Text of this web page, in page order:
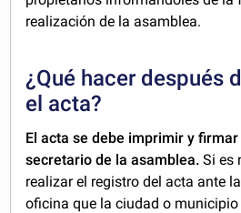
realización de la asamblea.
¿Qué hacer después
el acta?
El acta se debe imprimir y
secretario de la asamblea.Si es
realizar el registro del acta ante
oficina que la ciudad o